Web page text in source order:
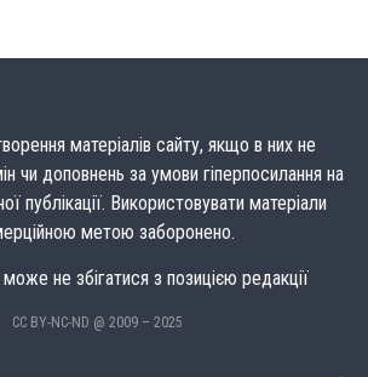
матеріалів сайту, якщо в них не
чи доповнень за умови гіперпосилання на
публікації. Використовувати матеріали
метою заборонено.
не збігатися з позицією редакції
CC BY-NC-ND @ 2009 – 2025